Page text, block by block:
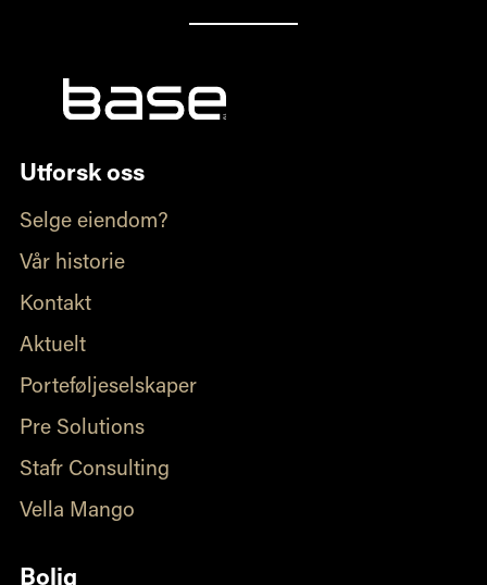
Utforsk oss
Selge eiendom?
Vår historie
Kontakt
Aktuelt
Porteføljeselskaper
Pre Solutions
Stafr Consulting
Vella Mango
Bolig